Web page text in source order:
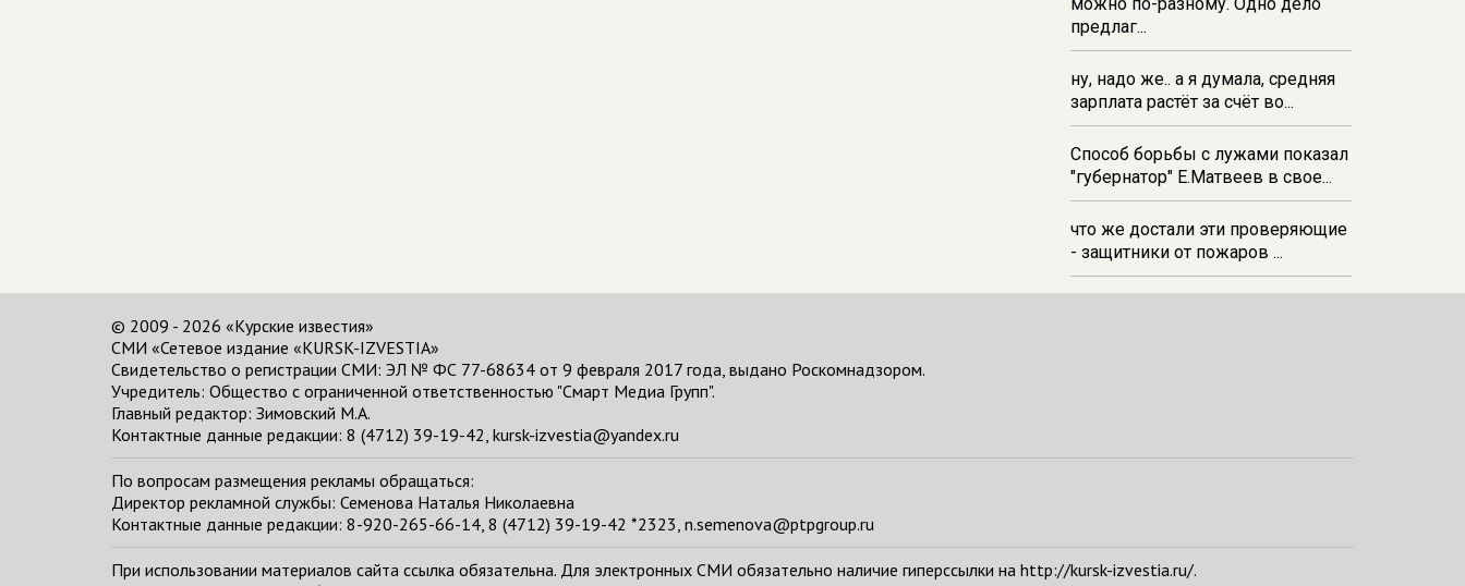
добивается выплаты более 1 млн
рублей зарплаты 32-м
работникам
предлаг...
ну, надо же.. а я думала, средняя
зарплата растёт за счёт во...
Способ борьбы с лужами показал
"губернатор" Е.Матвеев в свое...
что же достали эти проверяющие
- защитники от пожаров ...
© 2009 - 2026 «Курские известия»
СМИ «Сетевое издание «KURSK-IZVESTIA»
Свидетельство о регистрации СМИ: ЭЛ № ФС 77-68634 от 9 февраля 2017 года, выдано Роскомнадзором.
Учредитель: Общество с ограниченной ответственностью "Смарт Медиа Групп".
Главный редактор: Зимовский М.А.
Контактные данные редакции: 8 (4712) 39-19-42, kursk-izvestia@yandex.ru
По вопросам размещения рекламы обращаться:
Директор рекламной службы: Семенова Наталья Николаевна
Контактные данные редакции: 8-920-265-66-14, 8 (4712) 39-19-42 *2323, n.semenova@ptpgroup.ru
При использовании материалов сайта ссылка обязательна. Для электронных СМИ обязательно наличие гиперссылки на http://kursk-izvestia.ru/.